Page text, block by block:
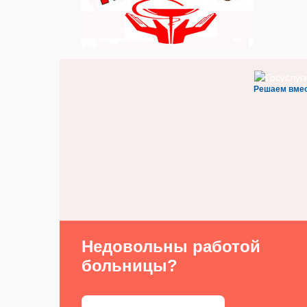
Решаем
Недовольны работой
больницы?